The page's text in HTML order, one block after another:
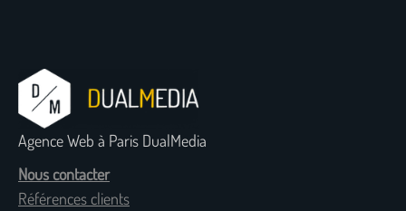
Agence Web à Paris DualMedia
Nous contacter
Références clients